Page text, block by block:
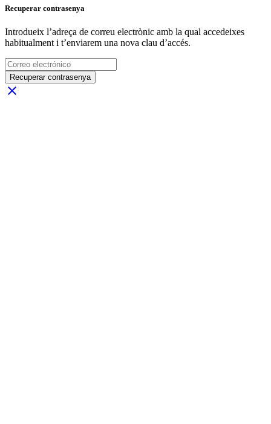
Recuperar contrasenya
Introdueix l’adreça de correu electrònic amb la qual accedeixes
habitualment i t’enviarem una nova clau d’accés.
Recuperar contrasenya
close